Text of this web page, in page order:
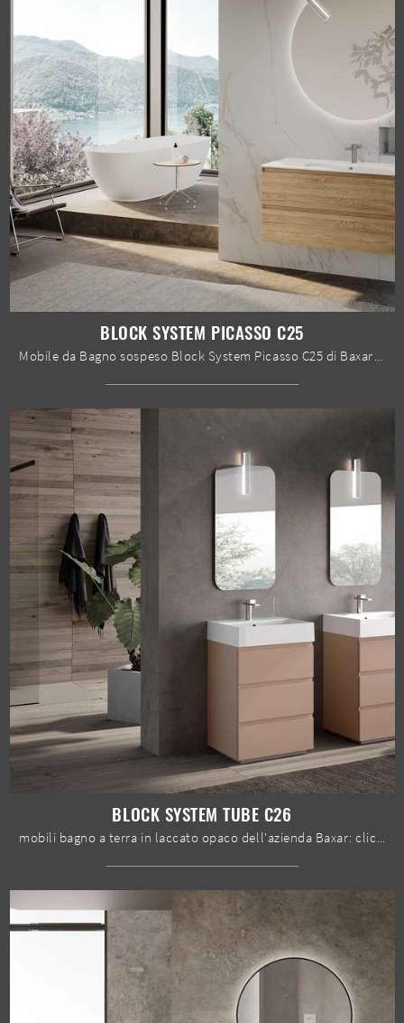
BLOCK SYSTEM PICASSO C25
Mobile da Bagno sospeso Block System Picasso C25 di Baxar: clicca e ottieni informazioni su mobili bagno sospesi in legno e elementi accessori ...
BLOCK SYSTEM TUBE C26
mobili bagno a terra in laccato opaco dell'azienda Baxar: clicca e scopri l'arredo bagno moderno Block System Tube C26 per il tuo bagno.